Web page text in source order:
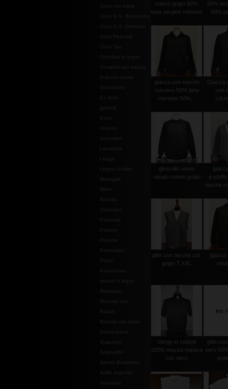
Croci con base
Croci di S. Benedetto
Croci di S. Damiano
Croci Pettorali
Croci Tau
Crocifissi in legno
Completi per messa
in punto Assisi
Dalmatiche
Ex Voto
gemelli
Leggii
Legno di olivo
Medaglie
Mitrie
Natività
Ostensori
Pastorali
Patene
Pianete
Portaviatici
Piviali
Portachiavi
quadri in legno
Reliquiari
Ricambi vari
Rosari
Rosario per abito
francescano
Scapolari
Segnalibri
Servizi Battesimo
Spille argento
Stampati
colore grigio 50%
lana vergine merinos
50%
50%
giacca con tasche
col.nero 50% lana
merinos 50%...
Giacca
con
girocollo uomo
rasato colore grigio
tasche
gilet con tasche col.
grigio T.XXL
giacca
clergy in cotone
100% mezza manica
col. nero
gilet
nero